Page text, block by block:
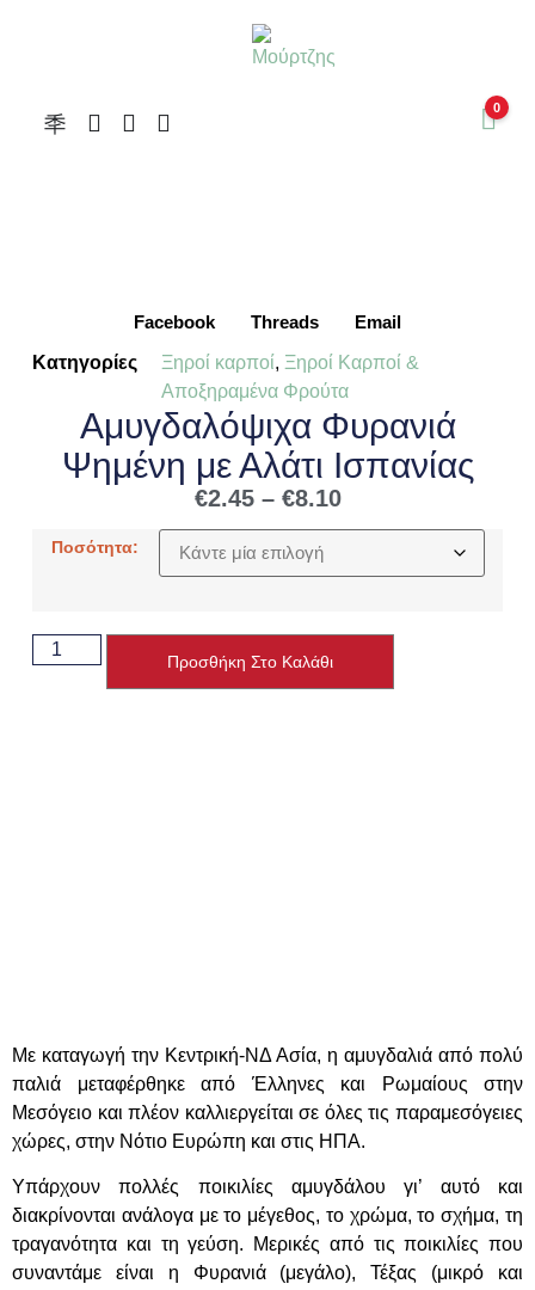
0
Facebook Threads Email
Κατηγορίες Ξηροί καρποί, Ξηροί Καρποί &
Αποξηραμένα Φρούτα
Αμυγδαλόψιχα Φυρανιά
Ψημένη με Αλάτι Ισπανίας
€2.45 – €8.10
Ποσότητα:
Προσθήκη Στο Καλάθι
Με καταγωγή την Κεντρική-ΝΔ Ασία, η αμυγδαλιά από πολύ
παλιά μεταφέρθηκε από Έλληνες και Ρωμαίους στην
Μεσόγειο και πλέον καλλιεργείται σε όλες τις παραμεσόγειες
χώρες, στην Νότιο Ευρώπη και στις ΗΠΑ.
Υπάρχουν πολλές ποικιλίες αμυγδάλου γι’ αυτό και
διακρίνονται ανάλογα με το μέγεθος, το χρώμα, το σχήμα, τη
τραγανότητα και τη γεύση. Μερικές από τις ποικιλίες που
συναντάμε είναι η Φυρανιά (μεγάλο), Τέξας (μικρό και